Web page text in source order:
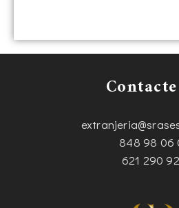
848 98 06
621 290